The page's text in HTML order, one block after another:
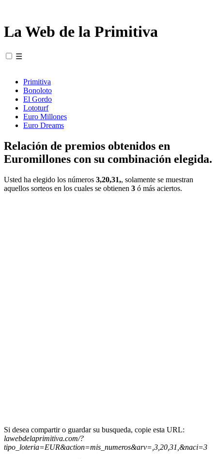
La Web de la Primitiva
☰
Primitiva
Bonoloto
El Gordo
Lototurf
Euro Millones
Euro Dreams
Relación de premios obtenidos en
Euromillones con su combinación elegida.
Usted ha elegido los números 3,20,31,, solamente se muestran
aquellos sorteos en los cuales se obtienen 3 ó más aciertos.
Si desea compartir o guardar su busqueda, copie esta URL:
lawebdelaprimitiva.com/?
tipo_loteria=EUR&action=mis_numeros&arv=,3,20,31,&naci=3